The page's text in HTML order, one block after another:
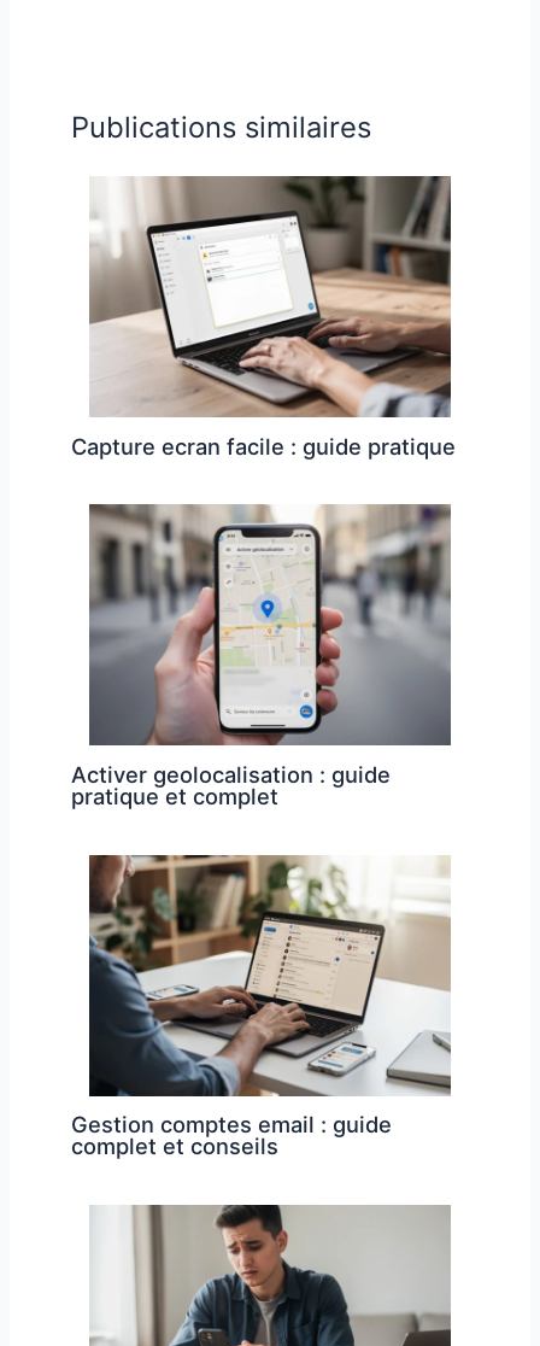
Publications similaires
Capture ecran facile : guide pratique
Activer geolocalisation : guide
pratique et complet
Gestion comptes email : guide
complet et conseils